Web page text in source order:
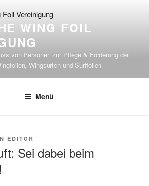
WING FOIL
von Personen zur Pflege & Förderung der
Wingsurfen und Surffoilen
Menü
EDITOR
Sei dabei beim